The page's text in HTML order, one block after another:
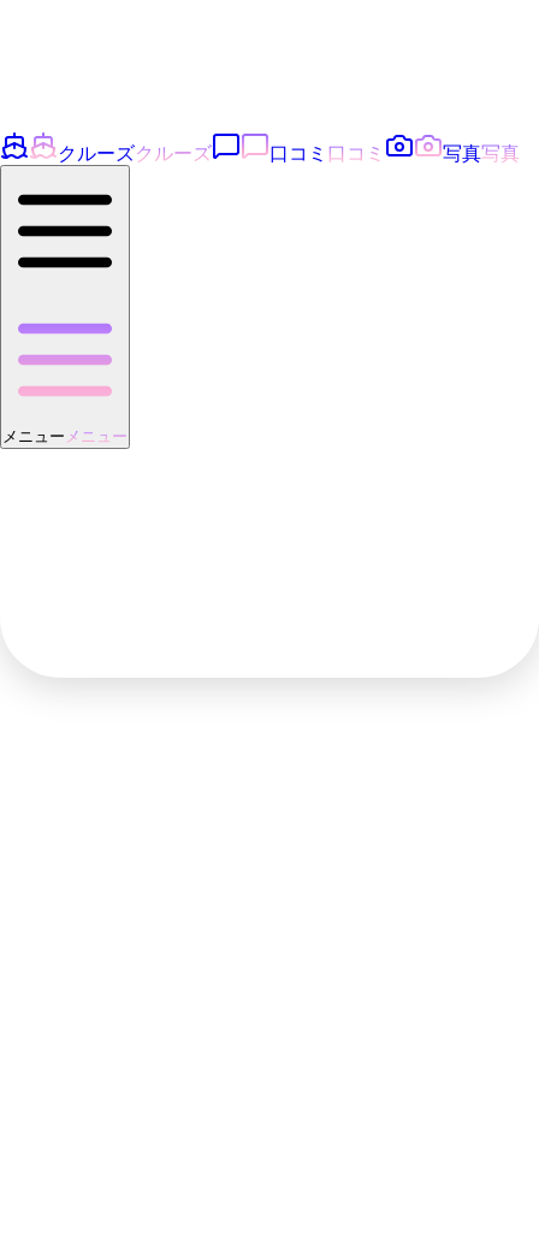
クルーズクルーズ 口コミ 口コミ 写真写真
メニュー メニュー